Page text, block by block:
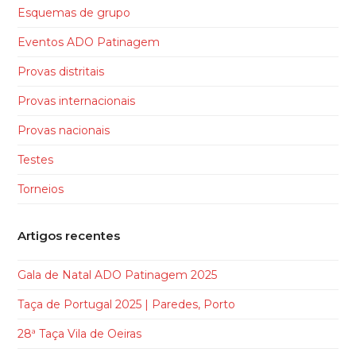
Esquemas de grupo
Eventos ADO Patinagem
Provas distritais
Provas internacionais
Provas nacionais
Testes
Torneios
Artigos recentes
Gala de Natal ADO Patinagem 2025
Taça de Portugal 2025 | Paredes, Porto
28ª Taça Vila de Oeiras